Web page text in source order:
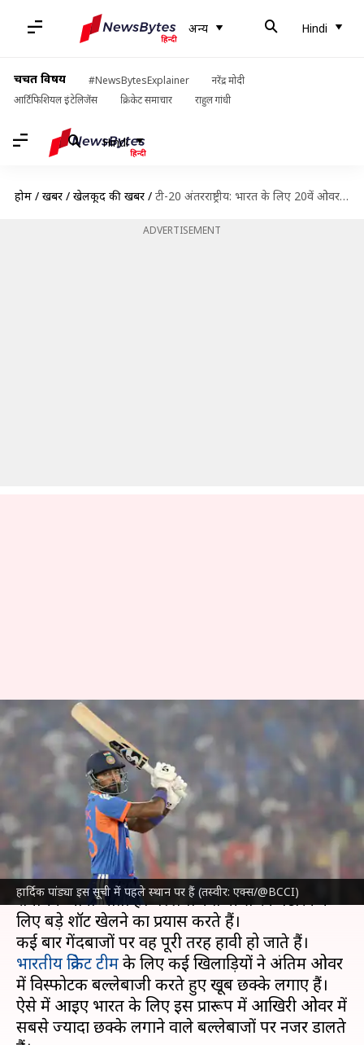
अन्य Hindi
चर्चित विषय #NewsBytesExplainer
नरेंद्र मोदी
आर्टिफिशियल इंटेलिजेंस
क्रिकेट समाचार राहुल गांधी
Hindi
होम / खबरें / खेलकूद की खबरें / टी-20 अंतरराष्ट्रीय: भारत के लिए 20वें ओवर में इन बल्लेबाजों ने जड़े हैं सबसे ज्यादा छक्के
ADVERTISEMENT
हार्दिक पांड्या इस सूची में पहले स्थान पर हैं (तस्वीर: एक्स/@BCCI)
टी-20 अंतरराष्ट्रीय: भारत के लिए
20वें ओवर में इन बल्लेबाजों ने जड़े हैं
सबसे ज्यादा छक्के
आदर्श कुमार Jul 02, 2026 06:56 pm
क्या है खबर?
टी-20 क्रिकेटमें पारी का 20वां ओवर सबसे महत्वपूर्ण और
रोमांचक माना जाता है। बल्लेबाज तेजी से रन बटोरने के
लिए बड़े शॉट खेलने का प्रयास करते हैं।
कई बार गेंदबाजों पर वह पूरी तरह हावी हो जाते हैं।
भारतीय क्रिकेट टीमके लिए कई खिलाड़ियों ने अंतिम ओवर
में विस्फोटक बल्लेबाजी करते हुए खूब छक्के लगाए हैं।
ऐसे में आइए भारत के लिए इस प्रारूप में आखिरी ओवर में
सबसे ज्यादा छक्के लगाने वाले बल्लेबाजों पर नजर डालते